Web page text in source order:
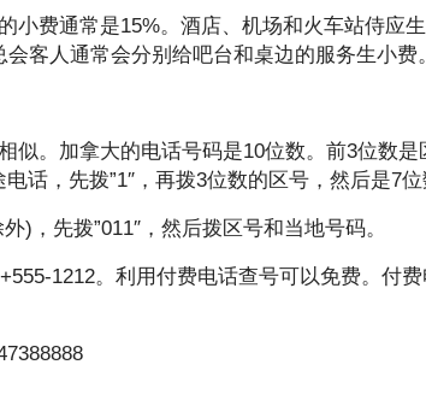
小费通常是15%。酒店、机场和火车站侍应
客人通常会分别给吧台和桌边的服务生小费。
似。加拿大的电话号码是10位数。前3位数
话，先拨”1″，再拨3位数的区号，然后是7位
)，先拨”011″，然后拨区号和当地号码。
1212。利用付费电话查号可以免费。付